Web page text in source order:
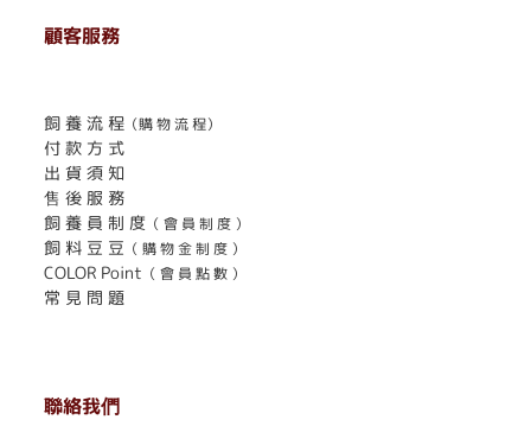
顧客服務
飼 養 流 程 （購 物 流 程）
付 款 方 式
出 貨 須 知
售 後 服 務
飼 養 員 制 度 （ 會 員 制 度 ）
飼 料 豆 豆 （ 購 物 金 制 度 ）
COLOR Point （ 會 員 點 數 ）
常 見 問 題
聯絡我們